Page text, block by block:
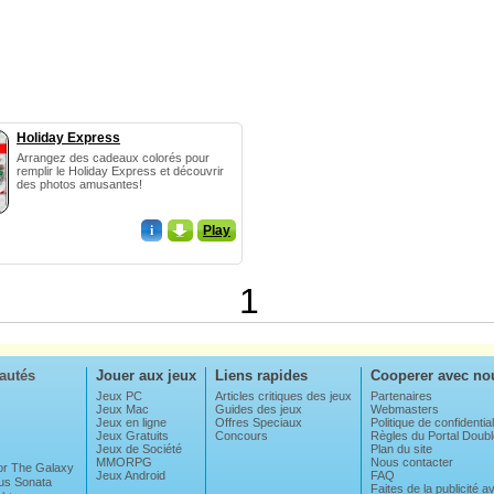
Holiday Express
Arrangez des cadeaux colorés pour
remplir le Holiday Express et découvrir
des photos amusantes!
i _ Play
1
The Galaxy
Sonata
Jouer aux jeux
Jeux PC
Jeux Mac
Jeux en ligne
Jeux Gratuits
Jeux de Société
MMORPG
Jeux Android
Liens rapides
Articles critiques des jeux
Guides des jeux
Offres Speciaux
Concours
Cooperer avec
Partenaires
Webmasters
Politique de
Règles du Portal
Plan du site
Nous contacter
FAQ
Faites de la publicité